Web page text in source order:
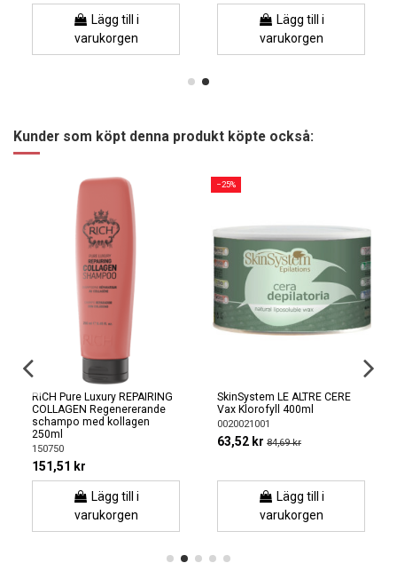
Lägg till i
varukorgen
Lägg till i
varukorgen
Kunder som köpt denna produkt köpte också:
RICH Pure Luxury REPAIRING
COLLAGEN Regenererande
schampo med kollagen
250ml
150750
151,51 kr
Lägg till i
varukorgen
−25%
SkinSystem LE ALTRE CERE
Vax Klorofyll 400ml
0020021001
63,52 kr 84,69 kr
Lägg till i
varukorgen